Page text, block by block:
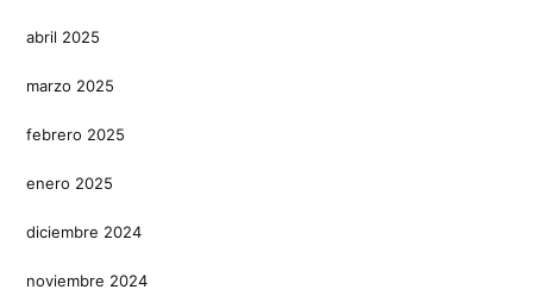
abril 2025
marzo 2025
febrero 2025
enero 2025
diciembre 2024
noviembre 2024